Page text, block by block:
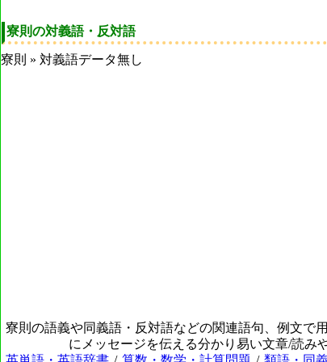
寮則の対義語・反対語
寮則 » 対義語データ無し
寮則の語義や同義語・反対語などの関連語句、例文で
にメッセージを伝える分かり易い文章/読み